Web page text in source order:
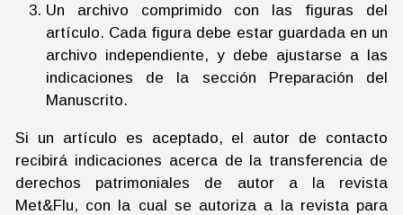
Un archivo comprimido con las figuras del
artículo. Cada figura debe estar guardada en un
archivo independiente, y debe ajustarse a las
indicaciones de la sección Preparación del
Manuscrito.
Si un artículo es aceptado, el autor de contacto
recibirá indicaciones acerca de la transferencia de
derechos patrimoniales de autor a la revista
Met&Flu, con la cual se autoriza a la revista para